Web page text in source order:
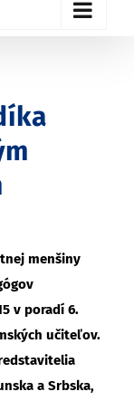
menšiny
v poradí 6.
učiteľov.
a Srbska,